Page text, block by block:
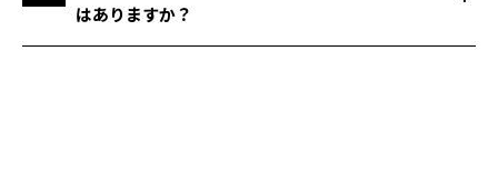
はありますか？